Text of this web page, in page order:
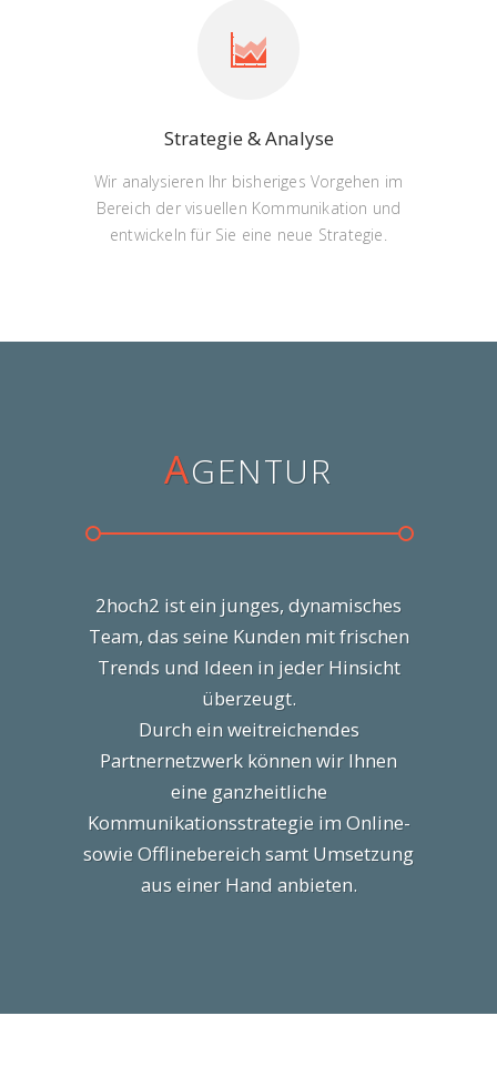
Strategie & Analyse
Wir analysieren Ihr bisheriges Vorgehen im
Bereich der visuellen Kommunikation und
entwickeln für Sie eine neue Strategie.
AGENTUR
2hoch2 ist ein junges, dynamisches
Team, das seine Kunden mit frischen
Trends und Ideen in jeder Hinsicht
überzeugt.
Durch ein weitreichendes
Partnernetzwerk können wir Ihnen
eine ganzheitliche
Kommunikationsstrategie im Online-
sowie Offlinebereich samt Umsetzung
aus einer Hand anbieten.